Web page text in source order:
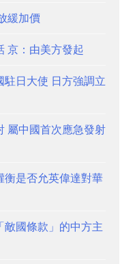
緩加價
京：由美方發起
駐日大使 日方強調立
屬中國首次應急發射
衡是否允英偉達對華
敵國條款」的中方主